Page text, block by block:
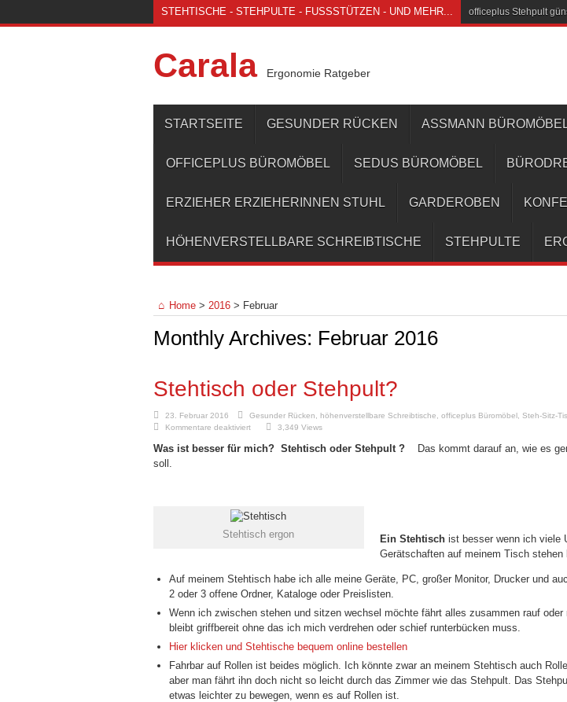
STEHTISCHE - STEHPULTE - FUSSSTÜTZEN - UND MEHR... officeplus Stehpult
Carala Ergonomie Ratgeber
STARTSEITE GESUNDER RÜCKEN ASSMANN
OFFICEPLUS BÜROMÖBEL SEDUS BÜROMÖBEL
ERZIEHER ERZIEHERINNEN STUHL GARDEROBEN
HÖHENVERSTELLBARE SCHREIBTISCHE STEHPULTE
Home> 2016> Februar
Monthly Archives: Februar 2016
Stehtisch oder Stehpult?
23. Februar 2016 Gesunder Rücken höhenverstellbare Schreibtische officeplus Büromöbel, Steh-Sitz-
Kommentare deaktiviertfür
oder
Stehpult?
3,349 Views
Was ist besser für mich? Stehtisch oder Stehpult ?
Das kommt darauf an, wie es
soll.
Stehtisch ergon Ein Stehtischist besser wenn ich viele
Gerätschaften auf meinem Tisch stehen
Auf meinem Stehtisch habe ich alle meine Geräte, PC, großer Monitor, Drucker und
2 oder 3 offene Ordner, Kataloge oder Preislisten.
Wenn ich zwischen stehen und sitzen wechsel möchte fährt alles zusammen rauf oder
bleibt griffbereit ohne das ich mich verdrehen oder schief runterbücken muss.
Hier klicken und Stehtische bequem online bestellen
Fahrbar auf Rollen ist beides möglich. Ich könnte zwar an meinem Stehtisch auch
aber man fährt ihn doch nicht so leicht durch das Zimmer wie das Stehpult. Das
etwas leichter zu bewegen, wenn es auf Rollen ist.